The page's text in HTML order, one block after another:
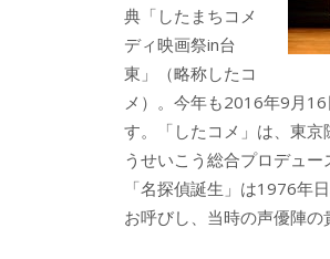
典「したまちコメ
ディ映画祭in台
東」（略称したコ
メ）。今年も2016年9月
す。「したコメ」は、東
うせいこう総合プロデュー
「名探偵誕生」は1976年
お呼びし、当時の声優陣の